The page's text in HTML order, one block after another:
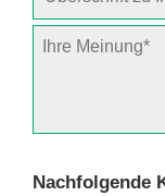
Nachfolgende